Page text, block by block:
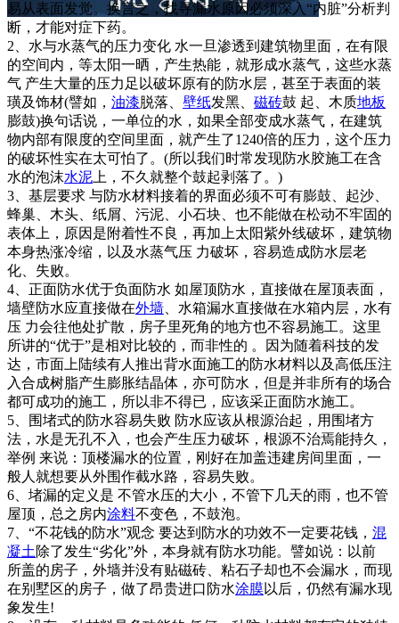
易从表面发觉。换言之，找寻漏水原因必须深入“内脏”分析判
断，才能对症下药。
2、水与水蒸气的压力变化 水一旦渗透到建筑物里面，在有限
的空间内，等太阳一晒，产生热能，就形成水蒸气，这些水蒸
气 产生大量的压力足以破坏原有的防水层，甚至于表面的装
璜及饰材(譬如， 油漆脱落、 壁纸发黑、 磁砖鼓 起、木质地板
膨鼓)换句话说，一单位的水，如果全部变成水蒸气，在建筑
物内部有限度的空间里面，就产生了1240倍的压力，这个压力
的破坏性实在太可怕了。(所以我们时常发现防水胶施工在含
水的泡沫水泥 上，不久就整个鼓起剥落了。)
3、基层要求 与防水材料接着的界面必须不可有膨鼓、起沙、
蜂巢、木头、纸屑、污泥、小石块、也不能做在松动不牢固的
表体上，原因是附着性不良，再加上太阳紫外线破坏，建筑物
本身热涨冷缩，以及水蒸气压 力破坏，容易造成防水层老
化、失败。
4、正面防水优于负面防水 如屋顶防水，直接做在屋顶表面，
墙壁防水应直接做在外墙 、水箱漏水直接做在水箱内层，水有
压 力会往他处扩散，房子里死角的地方也不容易施工。这里
所讲的“优于”是相对比较的，而非性的 。因为随着科技的发
达，市面上陆续有人推出背水面施工的防水材料以及高低压注
入合成树脂产生膨胀结晶体，亦可防水，但是并非所有的场合
都可成功的施工，所以非不得已，应该采正面防水施工。
5、围堵式的防水容易失败 防水应该从根源治起，用围堵方
法，水是无孔不入，也会产生压力破坏，根源不治焉能持久，
举例 来说：顶楼漏水的位置，刚好在加盖违建房间里面，一
般人就想要从外围作截水路，容易失败。
6、堵漏的定义是 不管水压的大小，不管下几天的雨，也不管
屋顶，总之房内涂料不变色，不鼓泡。
7、“不花钱的防水”观念 要达到防水的功效不一定要花钱， 混
凝土 除了发生“劣化”外，本身就有防水功能。譬如说：以前
所盖的房子，外墙并没有贴磁砖、粘石子却也不会漏水，而现
在别墅区的房子，做了昂贵进口防水涂膜以后，仍然有漏水现
象发生!